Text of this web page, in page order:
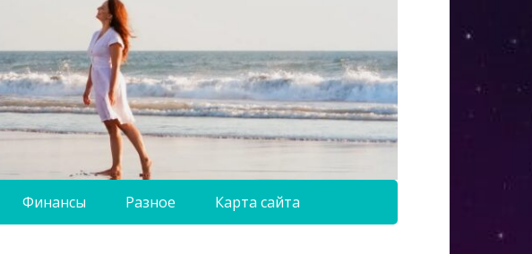
Финансы Разное Карта сайта